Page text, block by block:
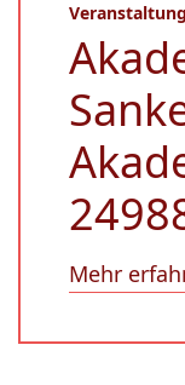
Mehr